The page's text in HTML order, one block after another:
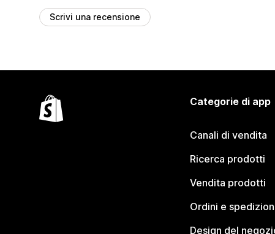
Scrivi una recensione
Categorie di app
Canali di vendita
Ricerca prodotti
Vendita prodotti
Ordini e
Design del